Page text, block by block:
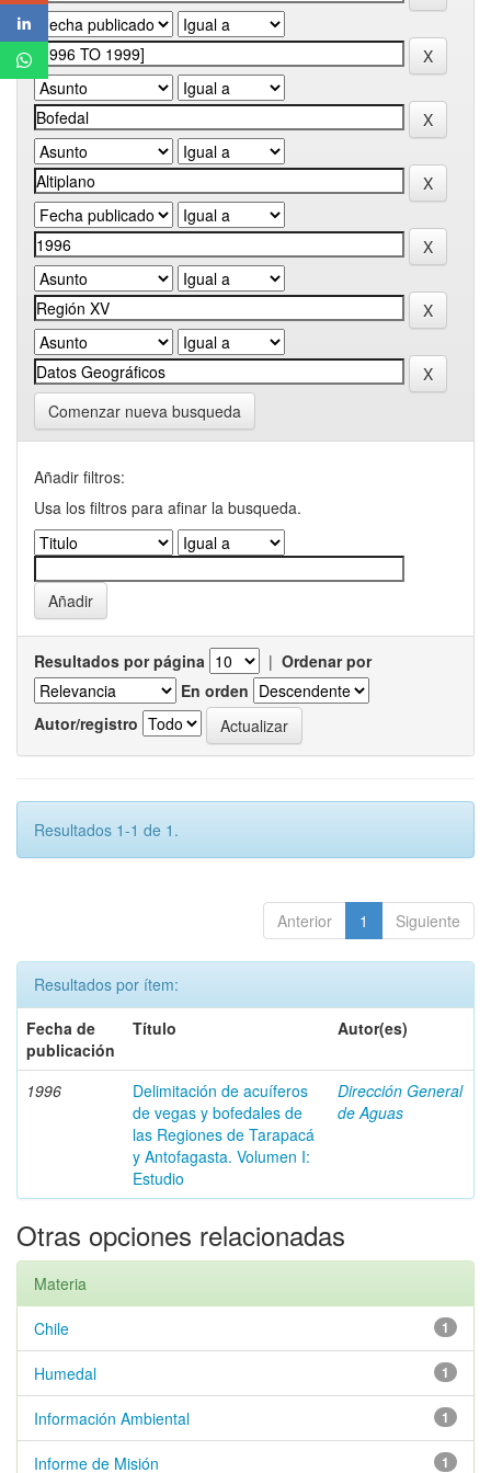
Comenzar nueva busqueda
Añadir filtros:
Usa los filtros para afinar la busqueda.
Resultados por página | Ordenar por
En orden
Autor/registro
Resultados 1-1 de 1.
Anterior 1 Siguiente
Resultados por ítem:
Fecha de
publicación
Título Autor(es)
1996
Delimitación de acuíferos
de vegas y bofedales de
las Regiones de Tarapacá
y Antofagasta. Volumen I:
Estudio
Dirección General
de Aguas
Otras opciones relacionadas
Materia
1
Chile
1
Humedal
1
Información Ambiental
1
Informe de Misión